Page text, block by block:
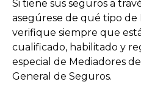
Si tiene sus seguros a
asegúrese de qué tipo de
verifique siempre que
cualificado, habilitado y
especial de Mediadores
General de Seguros.